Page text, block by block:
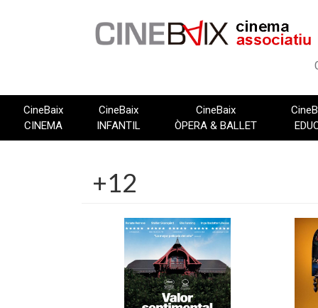
CineBaix
CINEMA
CineBaix
INFANTIL
CineBaix
ÒPERA & BALLET
+12